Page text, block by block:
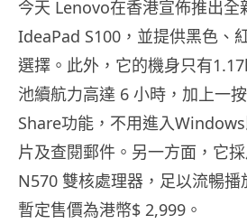
今天 Lenovo在香港宣佈推出
IdeaPad S100，並提供黑色、
選擇。此外，它的機身只有
池續航力高達 6 小時，加上一
Share功能，不用進入
片及查閱郵件。另一方面，它
N570 雙核處理器，足以流暢播
暫定售價為港幣$ 2,999。